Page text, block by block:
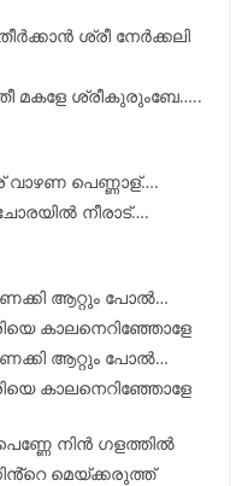
ശ്രീ നേർക്കലി
മകളേ ശ്രീകുരുംബേ…..
വാഴണ പെണ്ണാള്….
നീരാട്….
ആറ്റും പോൽ…
കാലനെറിഞ്ഞോളേ
ആറ്റും പോൽ…
കാലനെറിഞ്ഞോളേ
നിൻ ഗളത്തിൽ
മെയ്ക്കരുത്ത്